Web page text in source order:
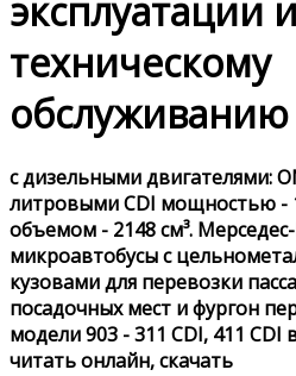
эксплуатации и
техническому
обслуживанию
с дизельными двигателями:
литровыми CDI мощностью -
объемом - 2148 см³.
микроавтобусы с
кузовами для перевозки
посадочных мест и фургон
модели 903 - 311 CDI, 411 CDI
читать онлайн, скачать